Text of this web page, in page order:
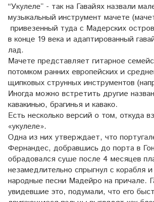
“Укулеле” - так на Гавайях назвали
музыкальный инструмент мачете
привезенный туда с Мадерских
в конце 19 века и адаптированный
лад.
Мачете представляет гитарное
потомком ранних европейских и
щипковых струнных инструментов
Иногда можно встретить другие
кавакинью, брагинья и кавако.
Есть несколько версий о том, откуда
«укулеле».
Одна из них утверждает, что
Фернандес, добравшись до порта в
обрадовался суше после 4 месяцев
незамедлительно спрыгнул с корабля
народные песни Мадейро на причале.
увидевшие это, подумали, что его